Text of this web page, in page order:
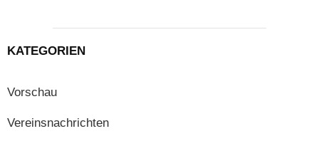
KATEGORIEN
Vorschau
Vereinsnachrichten